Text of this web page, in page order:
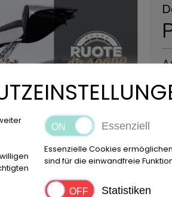
Essenziell
Essenzielle Cookies
sind für die einwandfreie
Statistiken